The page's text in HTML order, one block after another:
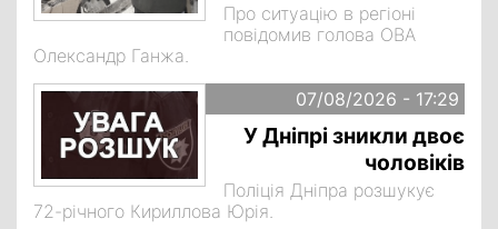
Про ситуацію в регіоні
повідомив голова ОВА
Олександр Ганжа.
07/08/2026 - 17:29
У Дніпрі зникли двоє
чоловіків
Поліція Дніпра розшукує
72-річного Кириллова Юрія.